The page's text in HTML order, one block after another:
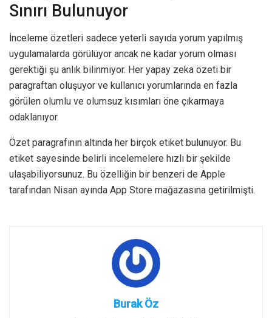
Sınırı Bulunuyor
İnceleme özetleri sadece yeterli sayıda yorum yapılmış
uygulamalarda görülüyor ancak ne kadar yorum olması
gerektiği şu anlık bilinmiyor. Her yapay zeka özeti bir
paragraftan oluşuyor ve kullanıcı yorumlarında en fazla
görülen olumlu ve olumsuz kısımları öne çıkarmaya
odaklanıyor.
Özet paragrafının altında her birçok etiket bulunuyor. Bu
etiket sayesinde belirli incelemelere hızlı bir şekilde
ulaşabiliyorsunuz. Bu özelliğin bir benzeri de Apple
tarafından Nisan ayında App Store mağazasına getirilmişti.
Burak Öz